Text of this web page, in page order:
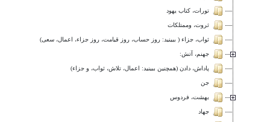
تورات، كتاب يهود
ثروت، وممتلكات
ثواب، جزاء ( ببينيد: روز حساب، روز قيامت، روز جزاء، اعمال، سعى)
جهنم، آتش:
پاداش، دادن (همچنین ببينيد: اعمال، تلاش، ثواب، و جزاء)
جن
بهشت، فردوس
جهاد